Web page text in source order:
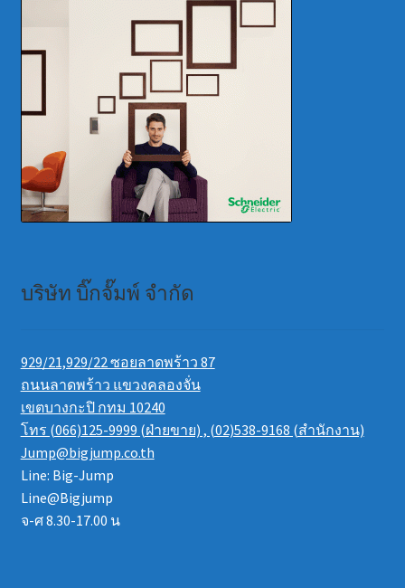
บริษัท บิ๊กจั๊มพ์ จำกัด
929/21,929/22 ซอยลาดพร้าว 87
ถนนลาดพร้าว แขวงคลองจั่น
เขตบางกะปิ กทม 10240
โทร (066)125-9999 (ฝ่ายขาย) , (02)538-9168 (สำนักงาน)
Jump@bigjump.co.th
Line: Big-Jump
Line@Bigjump
จ-ศ 8.30-17.00 น